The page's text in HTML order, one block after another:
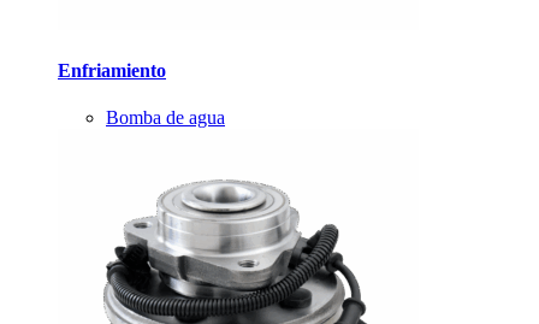
Enfriamiento
Bomba de agua